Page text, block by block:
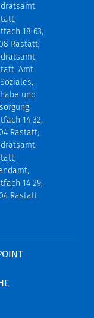
18 63,
Rastatt;
Amt
und
14 32,
Rastatt;
14 29,
Rastatt